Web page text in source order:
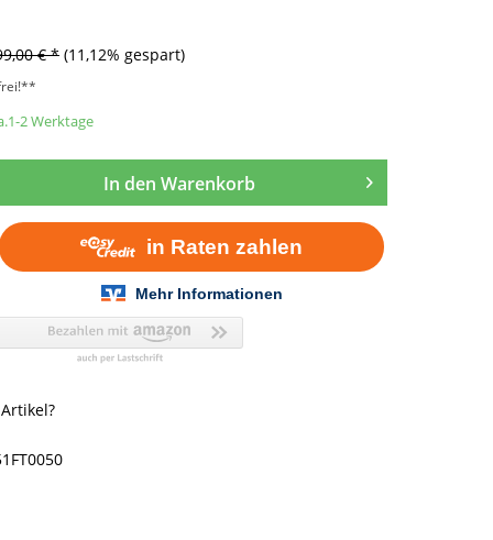
€ * (11,12% gespart)
2 Werktage
In den Warenkorb